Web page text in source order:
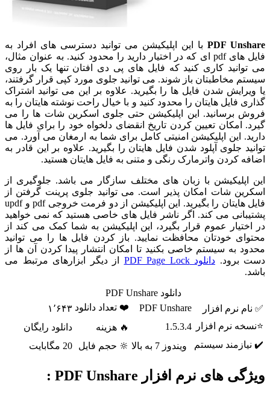
PDF Unshare با این اپلیکیشن می توانید دسترسی های افراد به
فایل های pdf ای که در اختیار دارید را محدود کنید. به عنوان مثال،
می توانید کاری کنید که فایل های پی دی افتان تنها یک بار روی
سیستم مخاطبتان باز شوند. می توانید جلوی مورد کپی قرار گرفتند،
یا ویرایش شدن فایل ها را بگیرید. علاوه بر این می توانید اشتراک
گذاری فایل هایتان را محدود کنید و با خیال راحت نوشته هایتان را به
فروش برسانید. این اپلیکیشن حتی جلوی اسکرین شات ها را می
گیرد. امکان تعیین کردن تاریخ انقضای دلخواه خود را برای فایل ها
دارید. این اپلیکیشن امنیتی کامل برای شما به ارمغان می آورد. می
توانید جلوی آپلود شدن فایل هایتان را بگیرید. علاوه بر این قادر به
اضافه کردن واترمارک رنگی و متنی به فایل هایتان هستید.
این اپلیکیشن با زبان های مختلف سازگار می باشد. جلوگیری از
اسکرین شات امکان پذیر است. می توانید جلوی پرینت گرفتن از
فایل هایتان را بگیرید. این اپلیکیشن از دو فرمت خروجی pdf و updf
پشتیبانی می کند. اگر ناشر فایل های خاصی هستید که نمی خواهید
در اختیار عموم قرار بگیرد، این اپلیکیشن به شما کمک می کند از
محتوای خودتان محافظت نمایید. باز کردن فایل ها را می توانید
محدود به سیستم خاصی بکنید تا امکان انتشار پیدا کردن آن ها از
دست برود. دانلود PDF Page Lock
از دیگر ابزارهای مرتبط می
باشد.
دانلود PDF Unshare
✅ نام نرم افزار
PDF Unshare ❤️ تعداد دانلود ۱٬۶۴۳
⭐نسخه نرم افزار
1.5.3.4 🔥 هزینه
دانلود رایگان
✔️ نیازمند سیستم
ویندوز 7 به بالا 🔆 حجم فایل 20 مگابایت
ویژگی های نرم افزار PDF Unshare :